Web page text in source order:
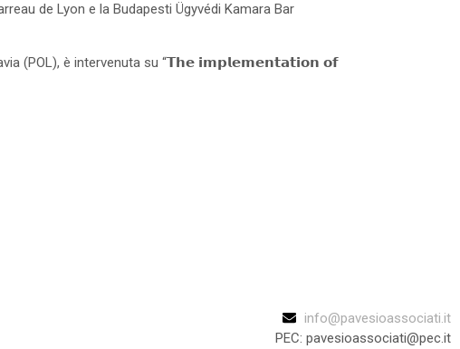
de Lyon e la Budapesti Ügyvédi Kamara Bar
(POL), è intervenuta su “𝗧𝗵𝗲 𝗶𝗺𝗽𝗹𝗲𝗺𝗲𝗻𝘁𝗮𝘁𝗶𝗼𝗻 𝗼𝗳
info@pavesioassociati.it
PEC: pavesioassociati@pec.it